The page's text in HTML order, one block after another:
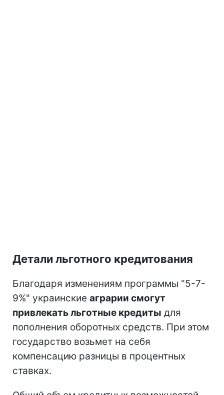
Детали льготного кредитования
Благодаря изменениям программы "5-7-
9%" украинские аграрии смогут
привлекать льготные кредиты для
пополнения оборотных средств. При этом
государство возьмет на себя
компенсацию разницы в процентных
ставках.